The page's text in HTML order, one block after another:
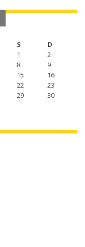
S
D
1
2
8
9
15
16
22
23
29
30